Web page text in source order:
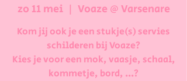
zo 11 mei
  |
Voaze @ Varsenare
Kom jij ook je een stukje(s) servies
schilderen bij Voaze?
Kies je voor een mok, vaasje, schaal,
kommetje, bord, ...?